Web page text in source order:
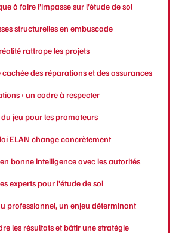
à faire l’impasse sur l’étude de sol
structurelles en embuscade
rattrape les projets
cachée des réparations et des assurances
: un cadre à respecter
du jeu pour les promoteurs
ELAN change concrètement
bonne intelligence avec les autorités
experts pour l’étude de sol
professionnel, un enjeu déterminant
les résultats et bâtir une stratégie